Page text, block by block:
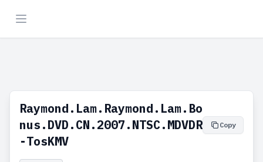
Raymond.Lam.Raymond.Lam.Bo
nus.DVD.CN.2007.NTSC.MDVDR
-TosKMV
Copy